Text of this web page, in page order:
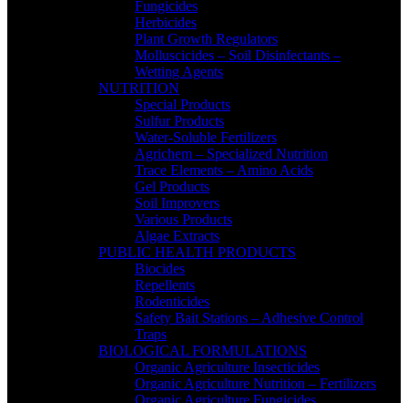
Fungicides
Herbicides
Plant Growth Regulators
Molluscicides – Soil Disinfectants –
Wetting Agents
NUTRITION
Special Products
Sulfur Products
Water-Soluble Fertilizers
Agrichem – Specialized Nutrition
Trace Elements – Amino Acids
Gel Products
Soil Improvers
Various Products
Algae Extracts
PUBLIC HEALTH PRODUCTS
Biocides
Repellents
Rodenticides
Safety Bait Stations – Adhesive Control
Traps
BIOLOGICAL FORMULATIONS
Organic Agriculture Insecticides
Organic Agriculture Nutrition – Fertilizers
Organic Agriculture Fungicides